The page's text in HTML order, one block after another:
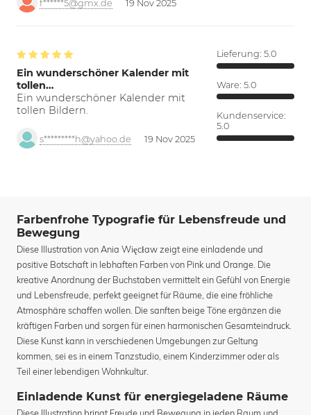
f******5@gmx.de 19 Nov 2025
Ein wunderschöner Kalender mit
tollen…
Ein wunderschöner Kalender mit
tollen Bildern.
s*********h@yahoo.de 19 Nov 2025
Lieferung: 5.0
Ware: 5.0
Kundenservice:
5.0
Farbenfrohe Typografie für Lebensfreude und
Bewegung
Diese Illustration von Ania Więcław zeigt eine einladende und
positive Botschaft in lebhaften Farben von Pink und Orange. Die
kreative Anordnung der Buchstaben vermittelt ein Gefühl von Energie
und Lebensfreude, perfekt geeignet für Räume, die eine fröhliche
Atmosphäre schaffen wollen. Die sanften beige Töne ergänzen die
kräftigen Farben und sorgen für einen harmonischen Gesamteindruck.
Diese Kunst kann in verschiedenen Umgebungen zur Geltung
kommen, sei es in einem Tanzstudio, einem Kinderzimmer oder als
Teil einer lebendigen Wohnkultur.
Einladende Kunst für energiegeladene Räume